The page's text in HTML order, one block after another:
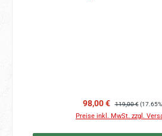
Verkaufspreis:
98,00 € Regulärer Preis:
119,00 €
Preise inkl. MwSt. zzgl.